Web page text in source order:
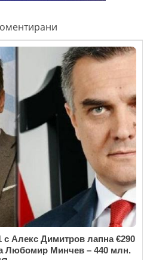
с Алекс Димитров лапна €290
Любомир Минчев – 440 млн.